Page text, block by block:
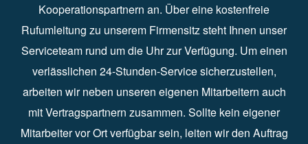
Kooperationspartnern an. Über eine kostenfreie
Rufumleitung zu unserem Firmensitz steht Ihnen unser
Serviceteam rund um die Uhr zur Verfügung. Um einen
verlässlichen 24-Stunden-Service sicherzustellen,
arbeiten wir neben unseren eigenen Mitarbeitern auch
mit Vertragspartnern zusammen. Sollte kein eigener
Mitarbeiter vor Ort verfügbar sein, leiten wir den Auftrag